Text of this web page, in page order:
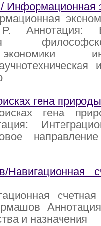
Информационная
Р. Аннотация:
философско-
гена природы
гена
и назначения